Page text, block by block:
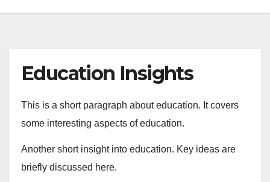
Education Insights
This is a short paragraph about education. It covers
some interesting aspects of education.
Another short insight into education. Key ideas are
briefly discussed here.